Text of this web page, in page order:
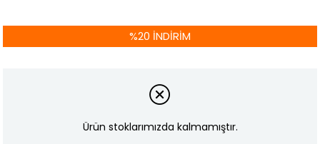
%20 İNDIRIM
Ürün stoklarımızda kalmamıştır.